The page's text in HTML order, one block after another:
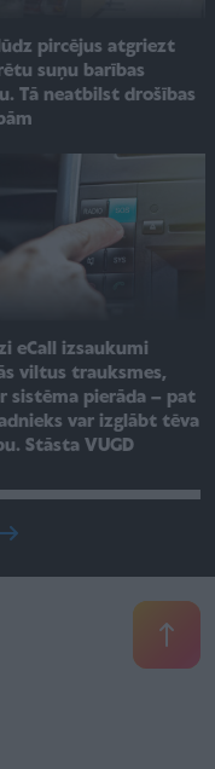
pircējus atgriezt
suņu barības
Tā neatbilst drošības
eCall izsaukumi
viltus trauksmes,
sistēma pierāda – pat
var izglābt tēva
Stāsta VUGD